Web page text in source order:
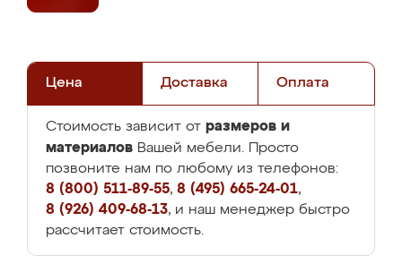
Цена Доставка Оплата
Стоимость зависит от размеров и
материалов Вашей мебели. Просто
позвоните нам по любому из телефонов:
8 (800) 511-89-55, 8 (495) 665-24-01,
8 (926) 409-68-13, и наш менеджер быстро
рассчитает стоимость.